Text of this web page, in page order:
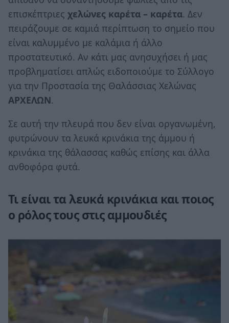
επισκέπτριες χελώνες καρέτα – καρέτα. Δεν
πειράζουμε σε καμιά περίπτωση το σημείο που
είναι καλυμμένο με καλάμια ή άλλο
προστατευτικό. Αν κάτι μας ανησυχήσει ή μας
προβληματίσει απλώς ειδοποιούμε το Σύλλογο
για την Προστασία της Θαλάσσιας Χελώνας
ΑΡΧΕΛΩΝ.
Σε αυτή την πλευρά που δεν είναι οργανωμένη,
φυτρώνουν τα λευκά κρινάκια της άμμου ή
κρινάκια της θάλασσας καθώς επίσης και άλλα
ανθοφόρα φυτά.
Τι είναι τα λευκά κρινάκια και ποιος
ο ρόλος τους στις αμμουδιές